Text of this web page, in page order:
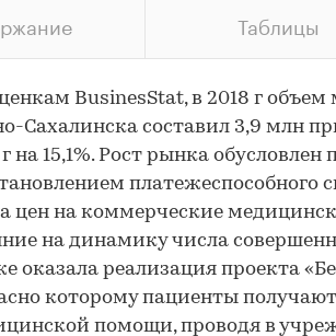
Таблицы
BusinesStat, в 2018 г
Сахалинска составил 3,9 млн
г на 15,1%. Рост рынка
платежеспособного
цен на коммерческие
на динамику числа
оказала реализация проекта
которому пациенты
помощи, проводя в